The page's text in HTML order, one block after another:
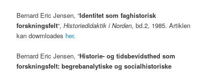
Bernard Eric Jensen, “Identitet som faghistorisk
forskningsfelt“,Historiedidaktik i Norden, bd.2, 1985. Artiklen
kan dowmloades her.
Bernard Eric Jensen, “Historie- og tidsbevidsthed som
forskningsfelt: begrebanalytiske og socialhistoriske